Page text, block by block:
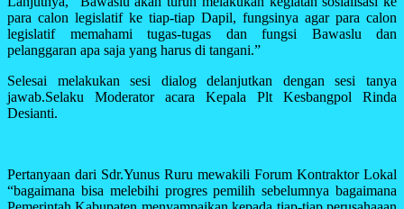
para calon legislatif ke tiap-tiap Dapil, fungsinya agar para calon
legislatif memahami tugas-tugas dan fungsi Bawaslu dan
pelanggaran apa saja yang harus di tangani.”
Selesai melakukan sesi dialog delanjutkan dengan sesi tanya
jawab.Selaku Moderator acara Kepala Plt Kesbangpol Rinda
Desianti.
Pertanyaan dari Sdr.Yunus Ruru mewakili Forum Kontraktor Lokal
“bagaimana bisa melebihi progres pemilih sebelumnya bagaimana